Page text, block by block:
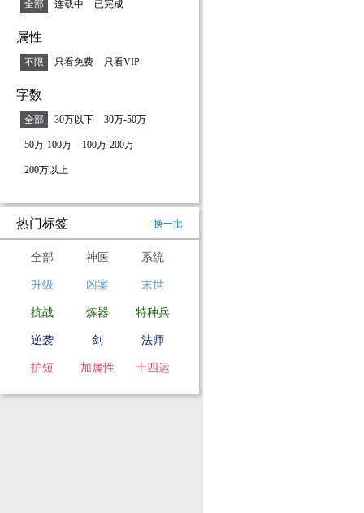
全部 连载中 已完成
属性
不限 只看免费 只看VIP
字数
全部 30万以下 30万-50万
50万-100万 100万-200万
200万以上
热门标签 换一批
全部 神医 系统
升级 凶案 末世
抗战 炼器 特种兵
逆袭 剑 法师
护短 加属性 十四运